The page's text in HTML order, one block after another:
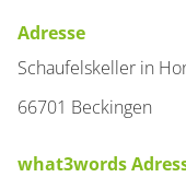
Adresse
Schaufelskeller in
66701 Beckingen
what3words